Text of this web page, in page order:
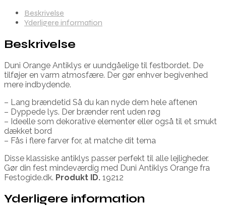
Beskrivelse
Yderligere information
Beskrivelse
Duni Orange Antiklys er uundgåelige til festbordet. De
tilføjer en varm atmosfære. Der gør enhver begivenhed
mere indbydende.
– Lang brændetid Så du kan nyde dem hele aftenen
– Dyppede lys. Der brænder rent uden røg
– Ideelle som dekorative elementer eller også til et smukt
dækket bord
– Fås i flere farver for, at matche dit tema
Disse klassiske antiklys passer perfekt til alle lejligheder.
Gør din fest mindeværdig med Duni Antiklys Orange fra
Festogide.dk. Produkt ID. 19212
Yderligere information